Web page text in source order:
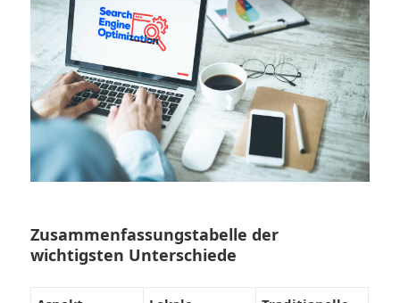
Zusammenfassungstabelle der
wichtigsten Unterschiede